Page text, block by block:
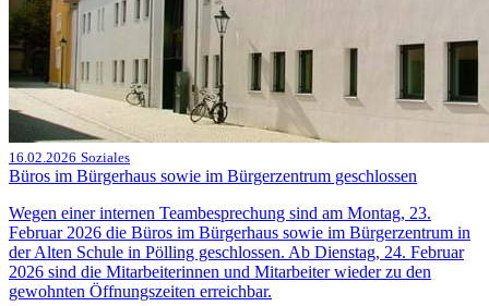
16.02.2026 Soziales
Büros im Bürgerhaus sowie im Bürgerzentrum geschlossen
Wegen einer internen Teambesprechung sind am Montag, 23.
Februar 2026 die Büros im Bürgerhaus sowie im Bürgerzentrum in
der Alten Schule in Pölling geschlossen. Ab Dienstag, 24. Februar
2026 sind die Mitarbeiterinnen und Mitarbeiter wieder zu den
gewohnten Öffnungszeiten erreichbar.